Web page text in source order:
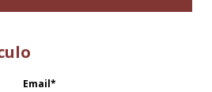
Email*